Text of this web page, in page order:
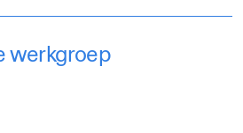
werkgroep